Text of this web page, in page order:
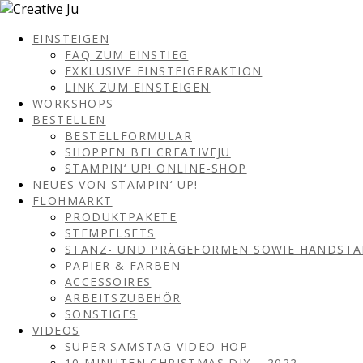
EINSTEIGEN
FAQ ZUM EINSTIEG
EXKLUSIVE EINSTEIGERAKTION
LINK ZUM EINSTEIGEN
WORKSHOPS
BESTELLEN
BESTELLFORMULAR
SHOPPEN BEI CREATIVEJU
STAMPIN‘ UP! ONLINE-SHOP
NEUES VON STAMPIN‘ UP!
FLOHMARKT
PRODUKTPAKETE
STEMPELSETS
STANZ- UND PRÄGEFORMEN SOWIE
PAPIER & FARBEN
ACCESSOIRES
ARBEITSZUBEHÖR
SONSTIGES
VIDEOS
SUPER SAMSTAG VIDEO HOP